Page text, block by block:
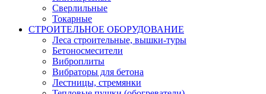
Сверлильные
Токарные
СТРОИТЕЛЬНОЕ ОБОРУДОВАНИЕ
Леса строительные, вышки-туры
Бетоносмесители
Виброплиты
Вибраторы для бетона
Лестницы, стремянки